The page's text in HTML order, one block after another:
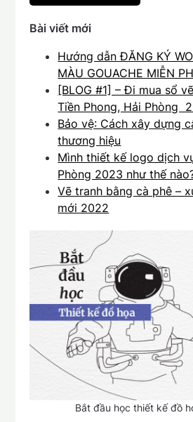
Bài viết mới
Hướng dẫn ĐĂNG KÝ
MÀU GOUACHE MIỄN
[BLOG #1] – Đi mua sổ
Tiền Phong, Hải Phòng
Bảo vệ: Cách xây dựng
thương hiệu
Mình thiết kế logo dịch
Phòng 2023 như thế
Vẽ tranh bằng cà phê –
mới 2022
Bắt đầu học thiết kế đồ